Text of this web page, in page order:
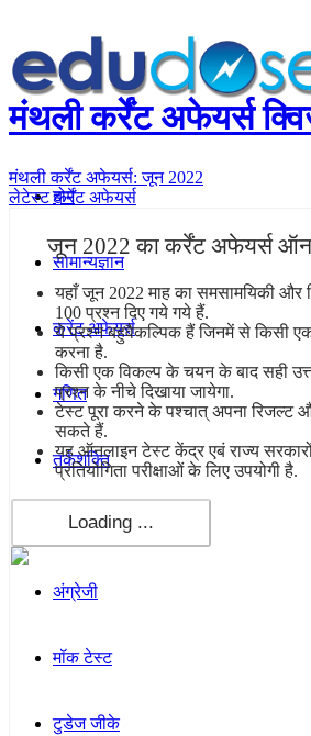
होम
सामान्यज्ञान
करेंट अफेयर्स
गणित
तर्कशक्ति
कंप्यूटर
अंग्रेजी
मॉक टेस्ट
टुडेज जीके
मंथली कर्रेंट अफेयर्स
मंथली कर्रेंट अफेयर्स: जून 2022
लेटेस्ट कर्रेंट अफेयर्स
जून 2022 का कर्रेंट अफेयर्स
यहाँ जून 2022 माह का समसामयिकी और
100 प्रश्न दिए गये गये हैं.
ये प्रश्न बहुवैकल्पिक हैं जिनमें से किसी
करना है.
किसी एक विकल्प के चयन के बाद सही
प्रश्न के नीचे दिखाया जायेगा.
टेस्ट पूरा करने के पश्चात् अपना रिजल्ट
सकते हैं.
यह ऑनलाइन टेस्ट केंद्र एबं राज्य सरकारों
प्रतियोगिता परीक्षाओं के लिए उपयोगी है.